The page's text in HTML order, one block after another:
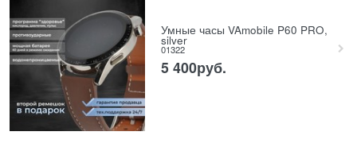
Умные часы VAmobile P60 PRO,
silver
01322
5 400руб.